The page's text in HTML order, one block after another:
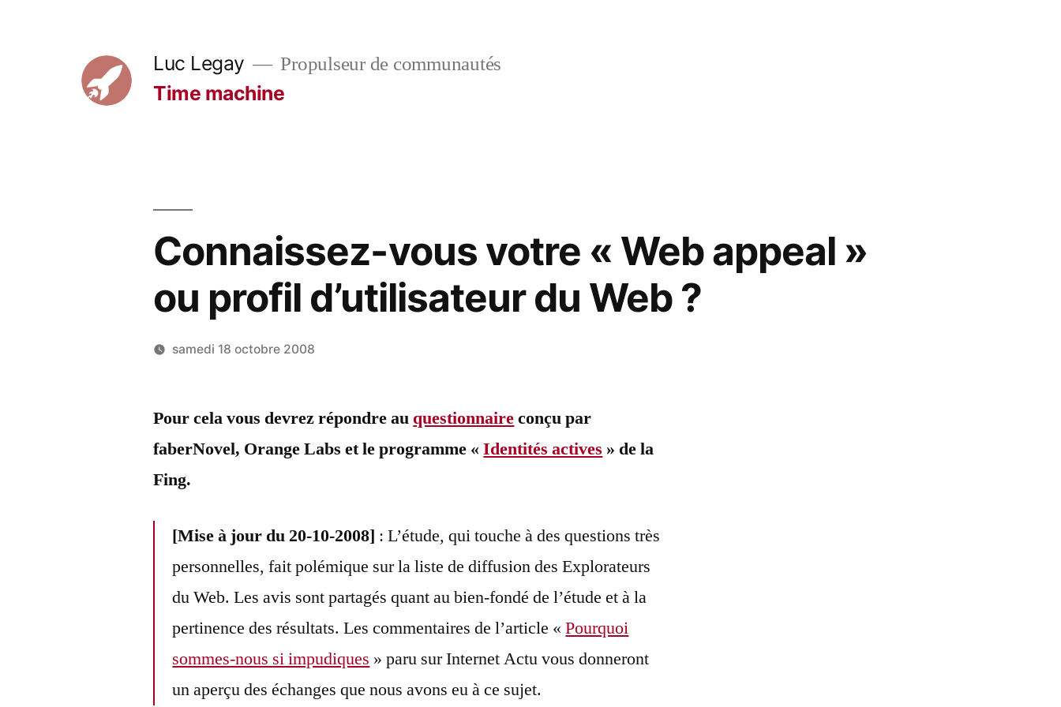
Luc Legay Propulseur de communautés
Time machine
Connaissez-vous votre « Web appeal »
ou profil d’utilisateur du Web ?
samedi 18 octobre 2008
sur
Connaissez-
appeal »
ou
d’utilisateur
du
Web
?
Pour cela vous devrez répondre au questionnaireconçu par
faberNovel, Orange Labs et le programme «Identités actives » de la
Fing.
[Mise à jour du 20-10-2008] : L’étude, qui touche à des questions très
personnelles, fait polémique sur la liste de diffusion des Explorateurs
du Web. Les avis sont partagés quant au bien-fondé de l’étude et à la
pertinence des résultats. Les commentaires de l’article «Pourquoi
sommes-nous si impudiques » paru sur Internet Actu vous donneront
un aperçu des échanges que nous avons eu à ce sujet.